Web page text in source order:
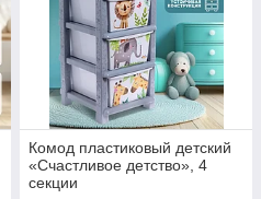
Комод пластиковый детский
«Счастливое детство», 4
секции